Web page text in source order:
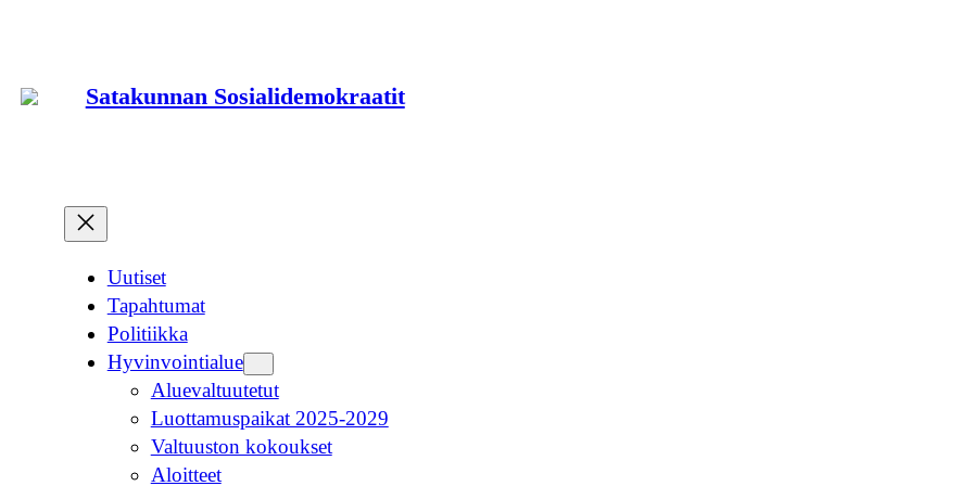
Satakunnan Sosialidemokraatit
Uutiset
Tapahtumat
Politiikka
Hyvinvointialue
Aluevaltuutetut
Luottamuspaikat 2025-2029
Valtuuston kokoukset
Aloitteet